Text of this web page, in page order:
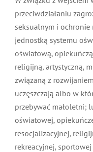
Symbole
MDP i DDP
OTWP
PNWM
Kultura
Orkiestry
Floriany
Historia
Projekty
System OSP
Forum
Poradnik
Sklep
100-lecie
przeciwdziałaniu
seksualnym i ochronie
jednostką systemu
oświatową,
religijną, artystyczną,
związaną z
uczęszczają albo w
przebywać małoletni;
oświatowej,
resocjalizacyjnej,
rekreacyjnej,